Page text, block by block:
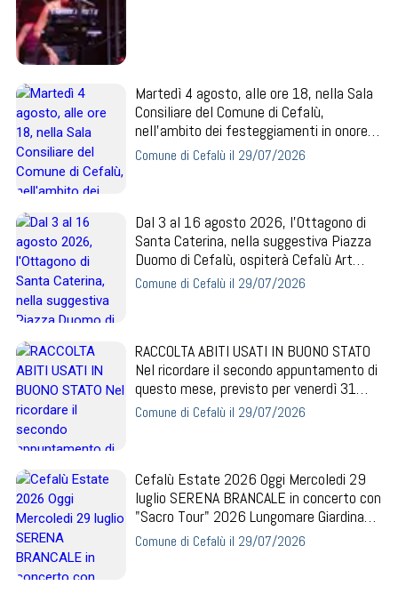
Martedì 4 agosto, alle ore 18, nella Sala
Consiliare del Comune di Cefalù,
nell'ambito dei festeggiamenti in onore
del S...
Comune di Cefalù il 29/07/2026
Dal 3 al 16 agosto 2026, l'Ottagono di
Santa Caterina, nella suggestiva Piazza
Duomo di Cefalù, ospiterà Cefalù Art
Expo...
Comune di Cefalù il 29/07/2026
RACCOLTA ABITI USATI IN BUONO STATO
Nel ricordare il secondo appuntamento di
questo mese, previsto per venerdì 31
luglio...
Comune di Cefalù il 29/07/2026
Cefalù Estate 2026 Oggi Mercoledi 29
luglio SERENA BRANCALE in concerto con
"Sacro Tour" 2026 Lungomare Giardina
ore 2...
Comune di Cefalù il 29/07/2026